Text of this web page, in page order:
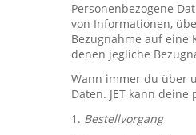
Personenbezogene
von Informationen,
Bezugnahme auf eine
denen jegliche
Wann immer du über
Daten. JET kann
1. Bestellvorgang